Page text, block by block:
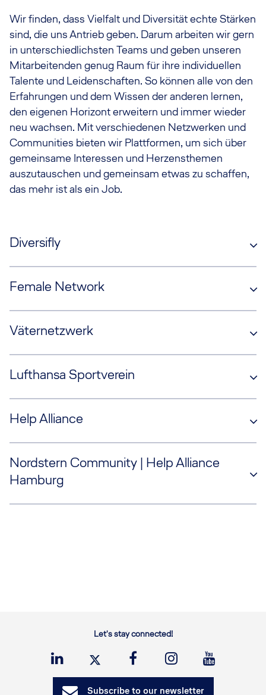
Wir finden, dass Vielfalt und Diversität echte Stärken
sind, die uns Antrieb geben. Darum arbeiten wir gern
in unterschiedlichsten Teams und geben unseren
Mitarbeitenden genug Raum für ihre individuellen
Talente und Leidenschaften. So können alle von den
Erfahrungen und dem Wissen der anderen lernen,
den eigenen Horizont erweitern und immer wieder
neu wachsen. Mit verschiedenen Netzwerken und
Communities bieten wir Plattformen, um sich über
gemeinsame Interessen und Herzensthemen
auszutauschen und gemeinsam etwas zu schaffen,
das mehr ist als ein Job.
Diversifly
Female Network
Väternetzwerk
Lufthansa Sportverein
Help Alliance
Nordstern Community | Help Alliance
Hamburg
Let's stay connected!
Subscribe to our newsletter